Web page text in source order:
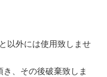
以外には使用致しませ
、その後破棄致しま